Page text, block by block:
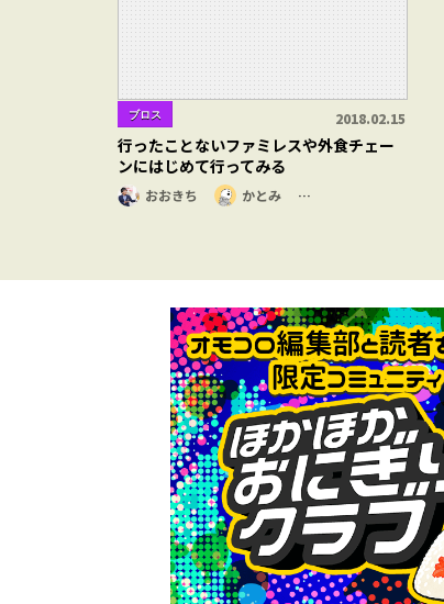
ブロス 2018.02.15
行ったことないファミレスや外食チェー
ンにはじめて行ってみる
おおきち かとみ …